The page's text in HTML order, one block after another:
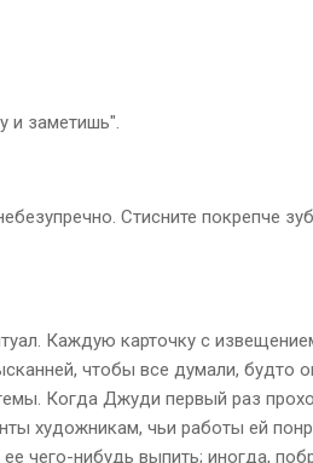
и заметишь".
Стисните покрепче
Каждую карточку с
чтобы все думали, будто
Когда Джуди первый раз
художникам, чьи работы ей
чего-нибудь выпить; иногда,